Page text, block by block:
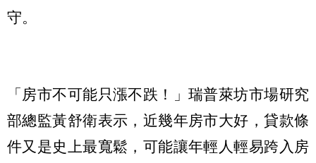
守。
「房市不可能只漲不跌！」瑞普萊坊市場研究
部總監黃舒衛表示，近幾年房市大好，貸款條
件又是史上最寬鬆，可能讓年輕人輕易跨入房